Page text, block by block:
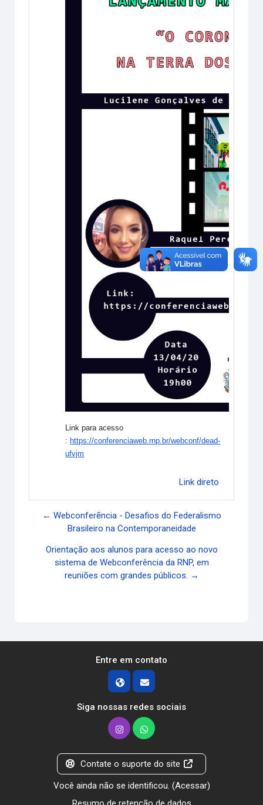
Link para acesso
: https://conferenciaweb.rnp.br/webconf/dead-
ufvjm
Link direto
← Webconferẽncia - Desafios do Federalismo
Brasileiro na Contemporaneidade
Orientação aos alunos para acesso ao novo
sistema de Webconferência da RNP, em
reuniões com grandes públicos. →
Entre em contato
Siga nossas redes sociais
Contate o suporte do site
Você ainda não se identificou. (Acessar)